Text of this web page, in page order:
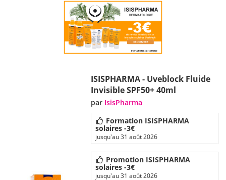
ISISPHARMA - Uveblock Fluide
Invisible SPF50+ 40ml
par IsisPharma
Formation ISISPHARMA
solaires -3€
jusqu'au 31 août 2026
Promotion ISISPHARMA
solaires -3€
jusqu'au 31 août 2026